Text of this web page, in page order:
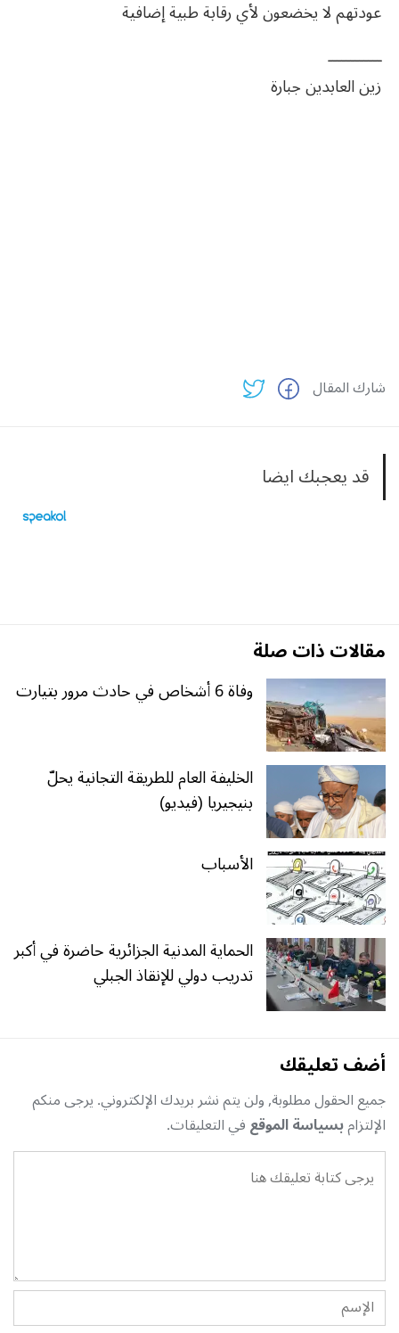
عودتهم لا يخضعون لأي رقابة طبية إضافية
ــــــــــــ
زين‮ ‬العابدين‮ ‬جبارة
شارك المقال
قد يعجبك ايضا
مقالات ذات صلة
وفاة 6 أشخاص في حادث مرور بتيارت
الخليفة العام للطريقة التجانية يحلّ
بنيجيريا (فيديو)
الأسباب
الحماية المدنية الجزائرية حاضرة في أكبر
تدريب دولي للإنقاذ الجبلي
أضف تعليقك
جميع الحقول مطلوبة, ولن يتم نشر بريدك الإلكتروني. يرجى منكم
الإلتزامبسياسة الموقعفي التعليقات.